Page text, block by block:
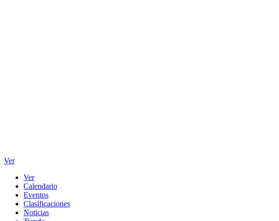
Ver
Ver
Calendario
Eventos
Clasificaciones
Noticias